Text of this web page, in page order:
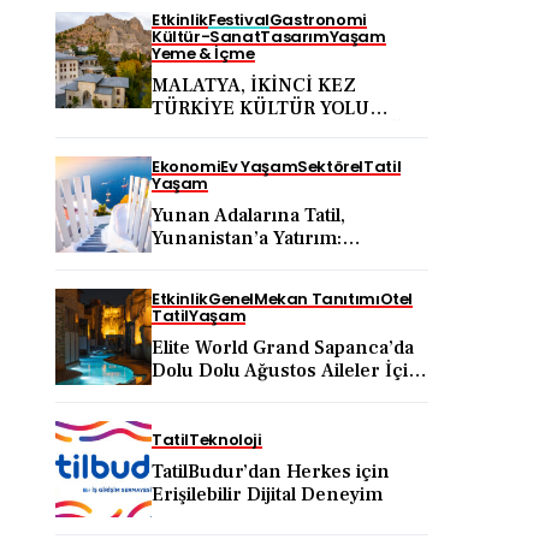
EtkinlikFestivalGastronomi
Kültür-SanatTasarımYaşam
Yeme & İçme
MALATYA, İKİNCİ KEZ
TÜRKİYE KÜLTÜR YOLU
YAPACAK
EkonomiEv YaşamSektörelTatil
Yaşam
Yunan Adalarına Tatil,
Yunanistan’a Yatırım:
EtkinlikGenelMekan TanıtımıOtel
TatilYaşam
Elite World Grand Sapanca’da
Dolu Dolu Ağustos Aileler İçin
TatilTeknoloji
TatilBudur’dan Herkes için
Erişilebilir Dijital Deneyim